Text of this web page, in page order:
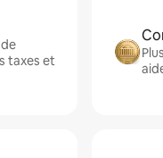
taxes et